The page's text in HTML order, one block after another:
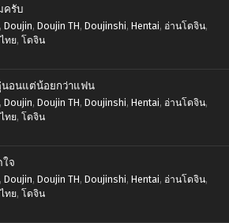
ครับ
, Doujin, Doujin TH , Doujinshi, Hentai, อ่านโดจิน,
ทย, โดจิน
นอนแต่น้อยกว่าแฟน
, Doujin, Doujin TH , Doujinshi, Hentai, อ่านโดจิน,
ทย, โดจิน
ใจ
, Doujin, Doujin TH , Doujinshi, Hentai, อ่านโดจิน,
ทย, โดจิน